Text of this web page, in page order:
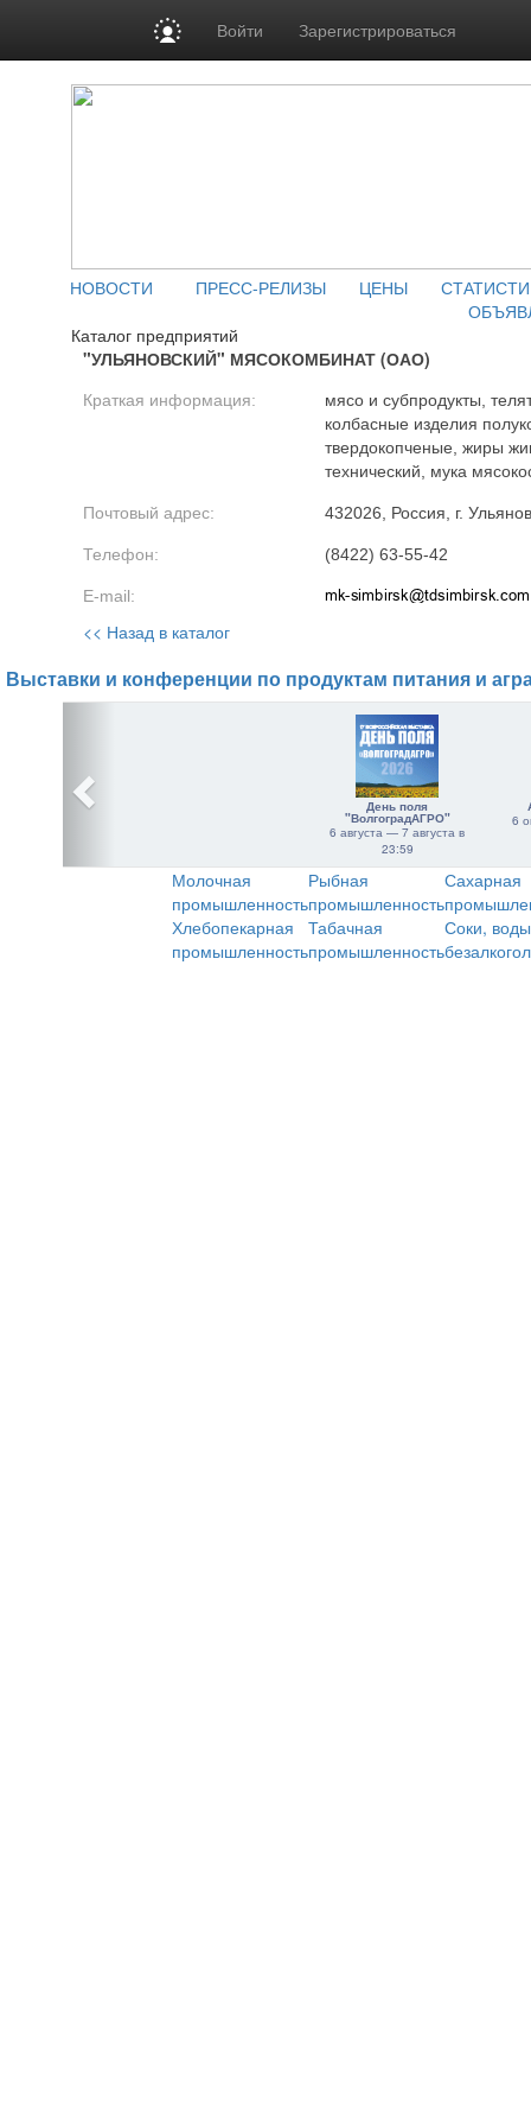
Войти Зарегистрироваться
НОВОСТИ ПРЕСС-РЕЛИЗЫ ЦЕНЫ
Каталог предприятий
"УЛЬЯНОВСКИЙ" МЯСОКОМБИНАТ (ОАО)
Краткая информация:
мясо и субпродукты,
колбасные изделия
твердокопченые, жиры
технический, мука
Почтовый адрес: 432026, Россия, г.
Телефон: (8422) 63-55-42
E-mail:
<< Назад в каталог
Выставки и конференции по продуктам питания и
День поля
"ВолгоградАГРО"
6 августа — 7 августа в
23:59
6
Молочная
промышленность
Рыбная
промышленность
Сахарная
Хлебопекарная
промышленность
Табачная
промышленность
Соки,